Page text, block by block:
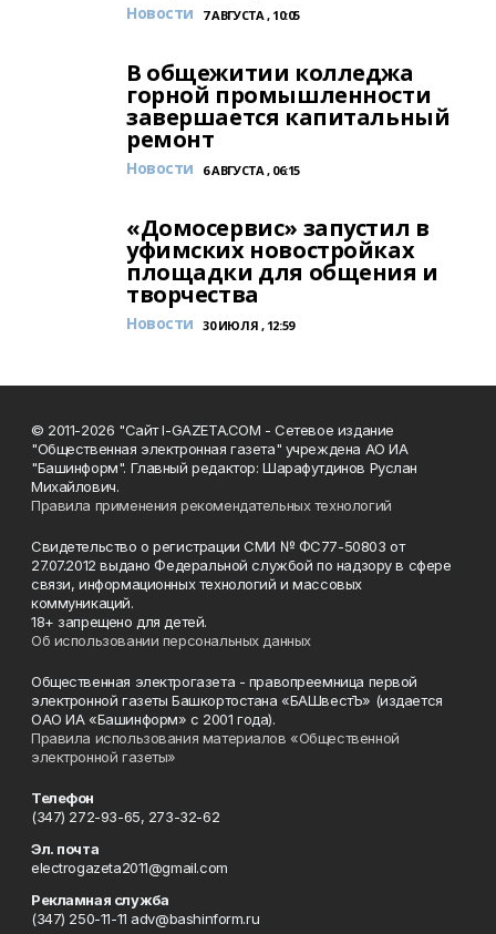
Новости 7 АВГУСТА , 10:05
В общежитии колледжа
горной промышленности
завершается капитальный
ремонт
Новости 6 АВГУСТА , 06:15
«Домосервис» запустил в
уфимских новостройках
площадки для общения и
творчества
Новости 30 ИЮЛЯ , 12:59
© 2011-2026 "Сайт I-GAZETA.COM - Сетевое издание
"Общественная электронная газета" учреждена АО ИА
"Башинформ". Главный редактор: Шарафутдинов Руслан
Михайлович.
Правила применения рекомендательных технологий
Свидетельство о регистрации СМИ № ФС77-50803 от
27.07.2012 выдано Федеральной службой по надзору в сфере
связи, информационных технологий и массовых
коммуникаций.
18+ запрещено для детей.
Об использовании персональных данных
Общественная электрогазета - правопреемница первой
электронной газеты Башкортостана «БАШвестЪ» (издается
ОАО ИА «Башинформ» с 2001 года).
Правила использования материалов «Общественной
электронной газеты»
Телефон
(347) 272-93-65, 273-32-62
Эл. почта
electrogazeta2011@gmail.com
Рекламная служба
(347) 250-11-11 adv@bashinform.ru